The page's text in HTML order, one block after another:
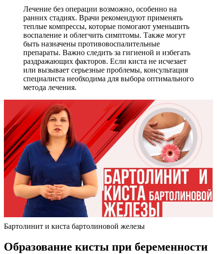
Лечение без операции возможно, особенно на
ранних стадиях. Врачи рекомендуют применять
теплые компрессы, которые помогают уменьшить
воспаление и облегчить симптомы. Также могут
быть назначены противовоспалительные
препараты. Важно следить за гигиеной и избегать
раздражающих факторов. Если киста не исчезает
или вызывает серьезные проблемы, консультация
специалиста необходима для выбора оптимального
метода лечения.
Бартолинит и киста бартолиновой железы
Образование кисты при беременности